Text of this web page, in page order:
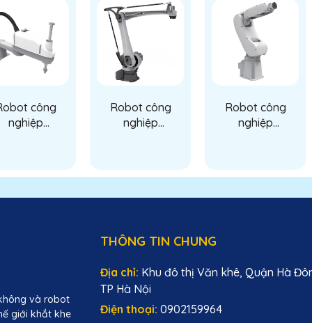
công
nghiệp
Robot công
nghiệp
Robot công
nghiệp
và robot
giới khắt khe
THÔNG TIN CHUNG
Địa chỉ: Khu đô thị Văn khê, Quận Hà
TP Hà Nội
Điện thoại: 0902159964